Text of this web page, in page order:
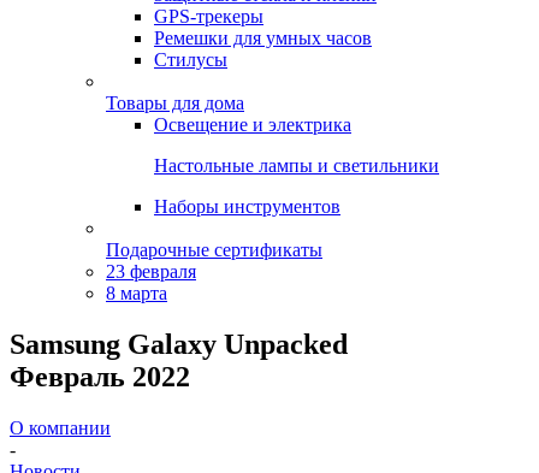
GPS-трекеры
Ремешки для умных часов
Стилусы
Товары для дома
Освещение и электрика
Настольные лампы и светильники
Наборы инструментов
Подарочные сертификаты
23 февраля
8 марта
Samsung Galaxy Unpacked
Февраль 2022
О компании
-